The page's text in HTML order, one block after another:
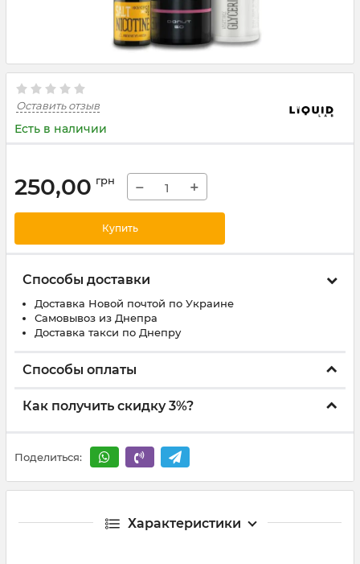
Оставить отзыв
Есть в наличии
250,00 грн − +
Купить
Способы доставки
Доставка Новой почтой по Украине
Самовывоз из Днепра
Доставка такси по Днепру
Способы оплаты
Как получить скидку 3%?
Поделиться:
Характеристики